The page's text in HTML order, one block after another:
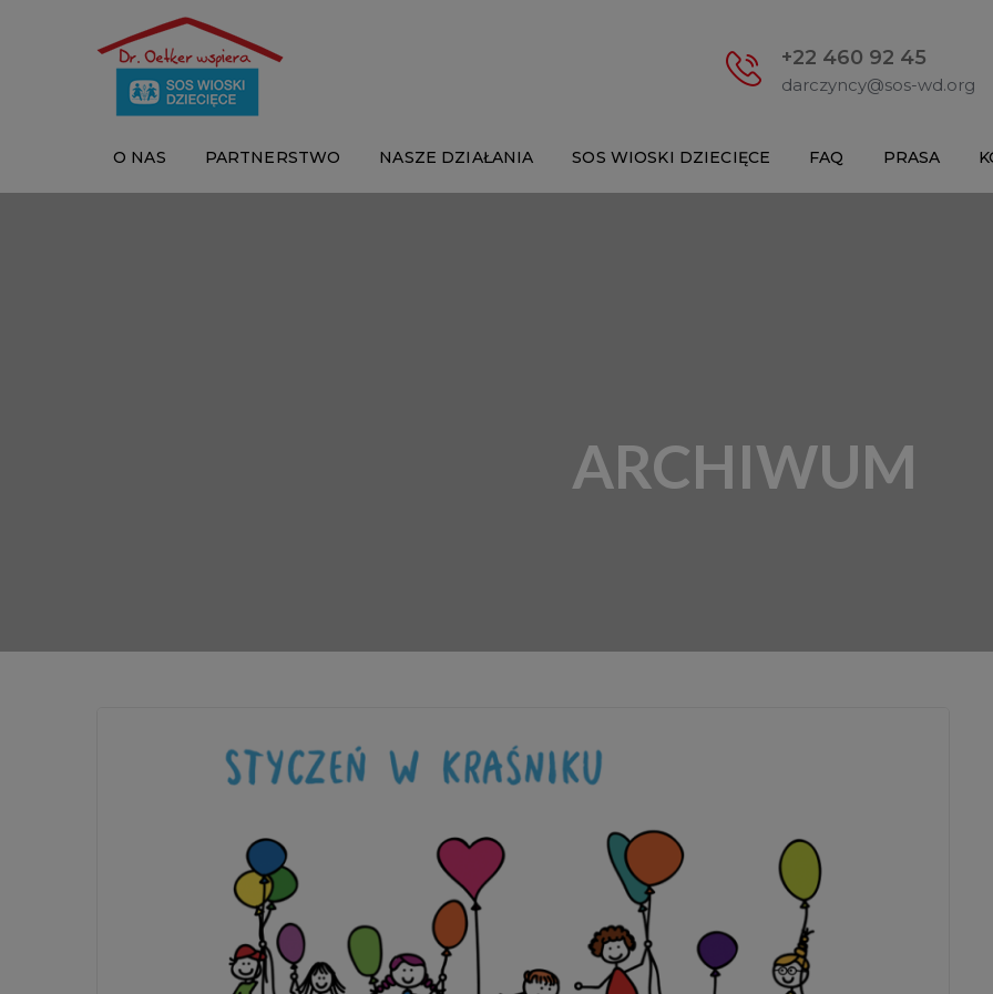
+22 460 92 45
darczyncy@sos-wd.org
O NAS PARTNERSTWO NASZE DZIAŁANIA SOS WIOSKI DZIECIĘCE FAQ PRASA
ARCHIWUM